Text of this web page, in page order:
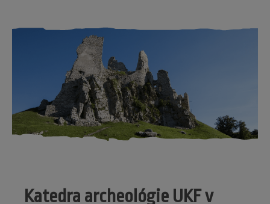
Katedra archeológie UKF v